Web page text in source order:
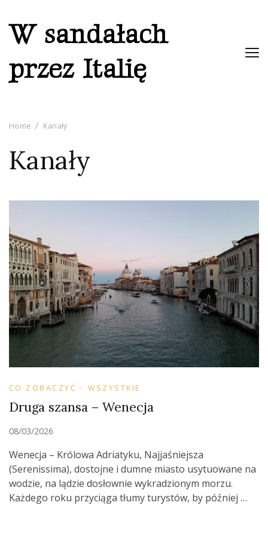
W sandałach
przez Italię
Home Kanały
Kanały
CO ZOBACZYĆ WSZYSTKIE
Druga szansa – Wenecja
08/03/2026
Wenecja – Królowa Adriatyku, Najjaśniejsza
(Serenissima), dostojne i dumne miasto usytuowane na
wodzie, na lądzie dosłownie wykradzionym morzu.
Każdego roku przyciąga tłumy turystów, by później …